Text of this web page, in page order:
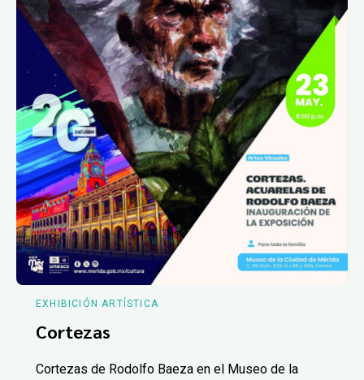
EXHIBICIÓN ARTÍSTICA
Cortezas
Cortezas de Rodolfo Baeza en el Museo de la